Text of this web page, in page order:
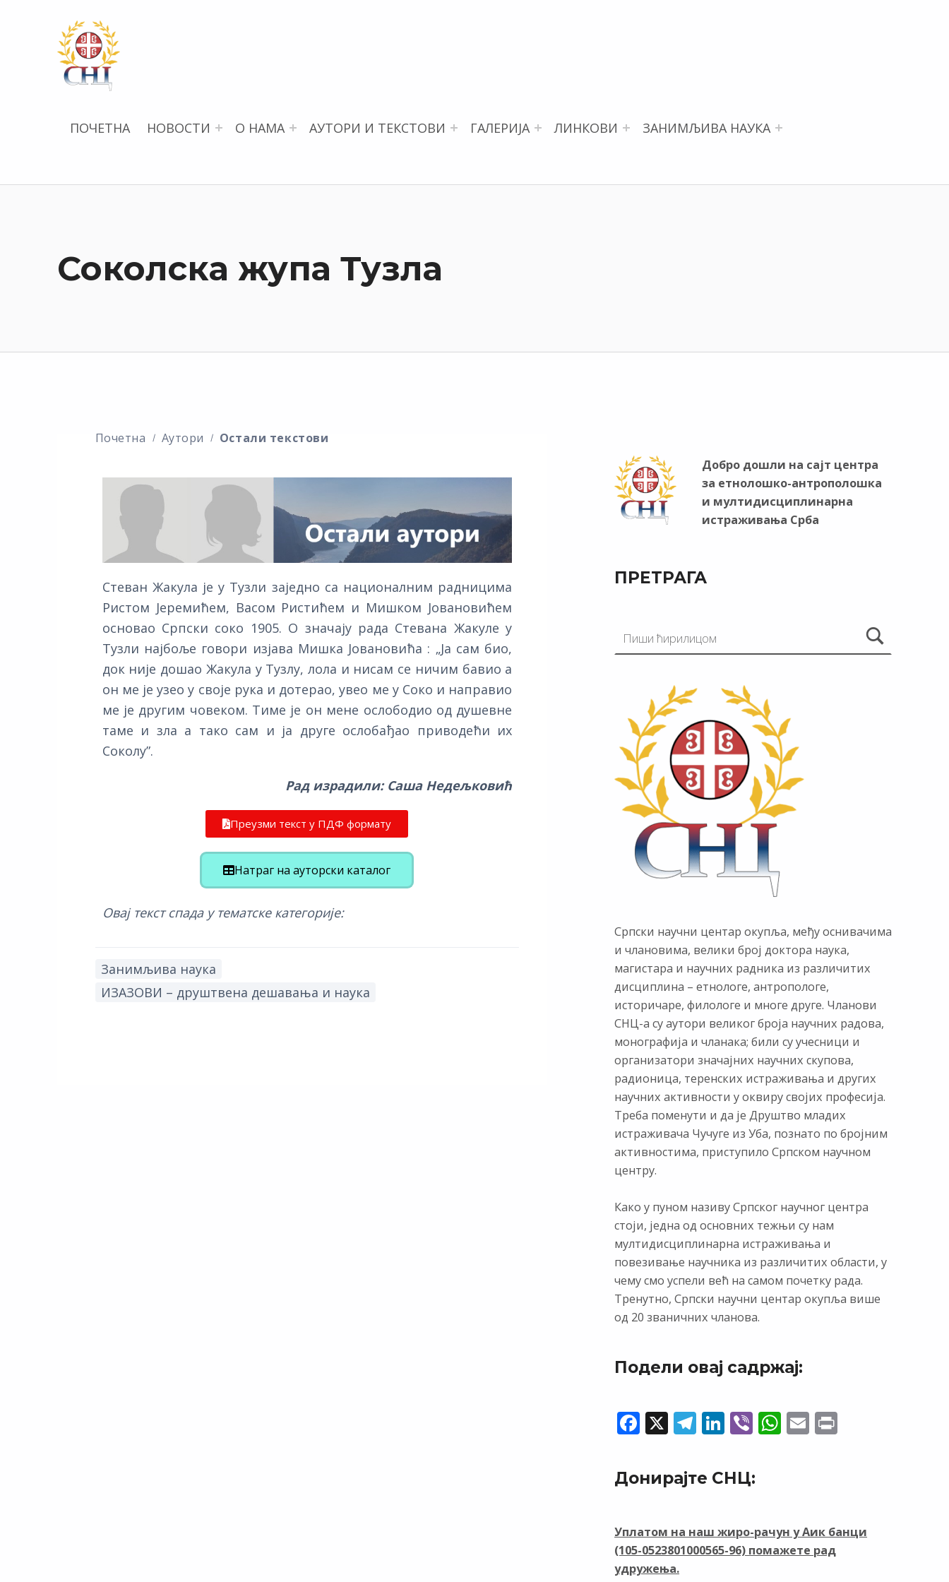
ПОЧЕТНА НОВОСТИ О НАМА АУТОРИ И ТЕКСТОВИ ГАЛЕРИЈА ЛИНКОВИ ЗАНИМЉИВА НАУКА
Соколска жупа Тузла
Почетна Аутори Остали текстови
Стеван Жакула је у Тузли заједно са националним радницима
Ристом Јеремићем, Васом Ристићем и Мишком Јовановићем
основао Српски соко 1905. О значају рада Стевана Жакуле у
Тузли најбоље говори изјава Мишка Јовановића : „Ја сам био,
док није дошао Жакула у Тузлу, лола и нисам се ничим бавио а
он ме је узео у своје рука и дотерао, увео ме у Соко и направио
ме је другим човеком. Тиме је он мене ослободио од душевне
таме и зла а тако сам и ја друге ослобађао приводећи их
Соколу”.
Рад израдили: Саша Недељковић
Преузми текст у ПДФ формату
Натраг на ауторски каталог
Овај текст спада у тематске категорије:
Занимљива наука
ИЗАЗОВИ – друштвена дешавања и наука
Добро дошли на сајт центра
за етнолошко-антрополошка
и мултидисциплинарна
истраживања Срба
ПРЕТРАГА
Српски научни центар окупља, међу оснивачима
и члановима, велики број доктора наука,
магистара и научних радника из различитих
дисциплина – етнологе, антропологе,
историчаре, филологе и многе друге. Чланови
СНЦ-а су аутори великог броја научних радова,
монографија и чланака; били су учесници и
организатори значајних научних скупова,
радионица, теренских истраживања и других
научних активности у оквиру својих професија.
Треба поменути и да је Друштво младих
истраживача Чучуге из Уба, познато по бројним
активностима, приступило Српском научном
центру.
Како у пуном називу Српског научног центра
стоји, једна од основних тежњи су нам
мултидисциплинарна истраживања и
повезивање научника из различитих области, у
чему смо успели већ на самом почетку рада.
Тренутно, Српски научни центар окупља више
од 20 званичних чланова.
Подели овај садржај:
F
e
b
o
k
X T
e
gr
m
Li
k
e
n
Vi
er
W
p
p
E
Донирајте СНЦ:
Уплатом на наш жиро-рачун у Аик банци
(105-0523801000565-96) помажете рад
удружења.